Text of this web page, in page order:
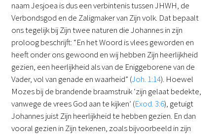
naam Jesjoea is dus een verbintenis tussen JHWH, de
Verbondsgod en de Zaligmaker van Zijn volk. Dat bepaalt
ons tegelijk bij Zijn twee naturen die Johannes in zijn
proloog beschrijft: “En het Woord is vlees geworden en
heeft onder ons gewoond en wij hebben Zijn heerlijkheid
gezien, een heerlijkheid als van de Eniggeborene van de
Vader, vol van genade en waarheid” (Joh. 1:14). Hoewel
Mozes bij de brandende braamstruik ‘zijn gelaat bedekte,
vanwege de vrees God aan te kijken’ (Exod. 3:6), getuigt
Johannes juist Zijn heerlijkheid te hebben gezien. En dan
vooral gezien in Zijn tekenen, zoals bijvoorbeeld in zijn